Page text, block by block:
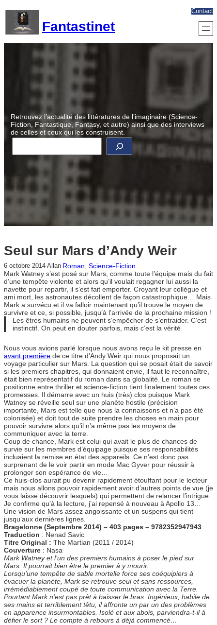
contenu
Fantastinet
Contact
Retrouvez l’actualité des littératures de l’imaginaire (Science-
Fiction, Fantastique, Fantasy, et autre) ainsi que des interviews
de celles et ceux qui les construisent.
R
c
Seul sur Mars d’Andy Weir
6 octobre 2014 Allan Roman, Science-Fiction
Mark Watney s’est posé sur Mars, comme toute l’équipe mais du fait
d’une tempête violente et alors qu’il voulait regagner lui aussi la
navette pour repartir, il s’est fait emporter. Croyant leur collègue et
ami mort, les astronautes décollent de façon catastrophique… Mais
Mark a survécu et il va falloir maintenant qu’il trouve le moyen de
survivre et ce, si possible, jusqu’à l’arrivée de la prochaine mission !
Les êtres humains ne peuvent s’empêcher de s’entraider. C’est
instinctif. On peut en douter parfois, mais c’est la vérité
Nous vous avions parlé lorsque nous avons reçu le kit presse en
avant première de ce titre d’Andy Weir qui nous proposait un
voyage particulier sur Mars. La question qui se posait était de savoir
si les premiers chapitres, qui donnaient envie, il faut le reconnaître,
était bien représentatif du roman dans sa globalité. Le roman se
positionne entre thriller et science-fiction tient finalement toutes ces
promesses. Il démarre avec un huis (très) clos puisque Mark
Watney se réveille seul sur une planète hostile (précision
importante, Mars est telle que nous la connaissons et n’a pas été
colonisée) et doit tout de suite prendre les choses en main pour
pouvoir survivre alors qu’il n’a même pas les moyens de
communiquer avec la terre.
Coup de chance, Mark est celui qui avait le plus de chances de
survie sur les membres d’équipage puisque ses responsabilités
incluaient la remise en état des appareils. Ce n’est donc pas
surprenant de le voir partir en mode Mac Gyver pour réussir à
prolonger son espérance de vie…
Ce huis-clos aurait pu devenir rapidement étouffant pour le lecteur
mais nous allons pouvoir rapidement avoir d’autres points de vue (je
vous laisse découvrir lesquels) qui permettent de relancer l’intrigue.
Je confirme qu’à la lecture, j’ai repensé à nouveau à Apollo 13…
Une vision de Mars assez angoissante et un suspens qui tient
jusqu’aux dernières lignes.
Bragelonne (Septembre 2014) – 403 pages – 9782352947943
Traduction : Nenad Savic
Titre Original : The Martian (2011 / 2014)
Couverture : Nasa
Mark Watney et l’un des premiers humains à poser le pied sur
Mars. Il pourrait bien être le premier à y mourir.
Lorsqu’une tempête de sable mortelle force ses coéquipiers à
évacuer la planète, Mark se retrouve seul et sans ressources,
irrémédiablement coupé de toute communication avec la Terre.
Pourtant Mark n’est pas prêt à baisser le bras. Ingénieux, habile de
ses mains et terriblement têtu, il affronte un par un des problèmes
en apparence insurmontables. Isolé et aux abois, parviendra-t-il à
défier le sort ? Le compte à rebours à déjà commencé…